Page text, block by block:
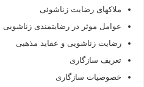
ملاکهای رضایت زناشوئی
عوامل موثر در رضایتمندی زناشویی
رضایت زناشویی و عقاید مذهبی
تعریف سازگاری
خصوصیات سازگاری